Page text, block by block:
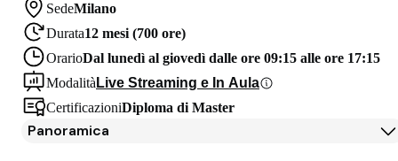
SedeMilano
Durata12 mesi (700 ore)
OrarioDal lunedì al giovedì dalle ore 09:15 alle ore 17:15
Modalità Live Streaming e In Aula
CertificazioniDiploma di Master
Panoramica